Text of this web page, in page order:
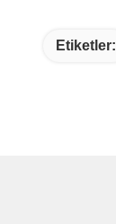
Etiketler: